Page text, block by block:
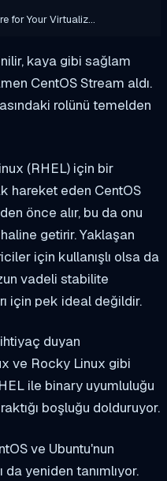
for Your Virtualiz…
kaya gibi sağlam
CentOS Stream aldı.
rolünü temelden
(RHEL) için bir
hareket eden CentOS
önce alır, bu da onu
getirir. Yaklaşan
için kullanışlı olsa da
vadeli stabilite
için pek ideal değildir.
duyan
ve Rocky Linux gibi
ile binary uyumluluğu
boşluğu dolduruyor.
ve Ubuntu'nun
da yeniden tanımlıyor.